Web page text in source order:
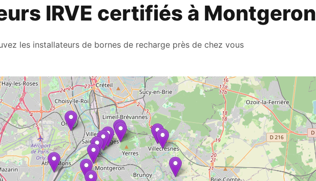
IRVE certifiés à Montgeron
les installateurs de bornes de recharge près de chez vous